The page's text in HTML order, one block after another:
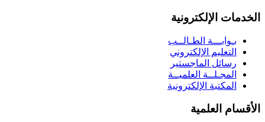
الخدمات الإلكترونية
بـوابـــة الطـالــب
التعليم الإلكتروني
رسائل الماجستير
المجـلــة العلميــة
المكتبة الإلكترونية
الأقسام العلمية